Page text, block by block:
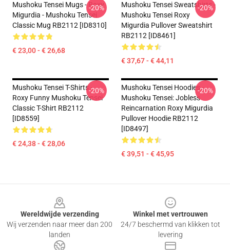
Mushoku Tensei Mugs - Roxy
Migurdia - Mushoku Tensei
Classic Mug RB2112 [ID8310]
€ 23,00 - € 26,68
-20%
Mushoku Tensei Sweatshirts -
Mushoku Tensei Roxy
Migurdia Pullover Sweatshirt
RB2112 [ID8461]
€ 37,67 - € 44,11
-20%
Mushoku Tensei T-Shirts -
Roxy Funny Mushoku Tensei
Classic T-Shirt RB2112
[ID8559]
€ 24,38 - € 28,06
-20%
Mushoku Tensei Hoodies -
Mushoku Tensei: Jobless
Reincarnation Roxy Migurdia
Pullover Hoodie RB2112
[ID8497]
€ 39,51 - € 45,95
-20%
Wereldwijde verzending
Wij verzenden naar meer dan 200
landen
Winkel met vertrouwen
24/7 beschermd van klikken tot
levering